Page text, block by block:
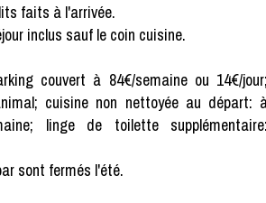
faits à l'arrivée.
inclus sauf le coin cuisine.
couvert à 84€/semaine ou 14€/
cuisine non nettoyée au départ:
linge de toilette
sont fermés l'été.